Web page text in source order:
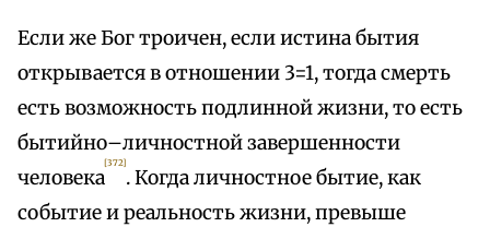
Если же Бог троичен, если истина бытия
открывается в отношении 3=1, тогда смерть
есть возможность подлинной жизни, то есть
бытийно–личностной завершенности
человека
[372]
. Когда личностное бытие, как
событие и реальность жизни, превыше